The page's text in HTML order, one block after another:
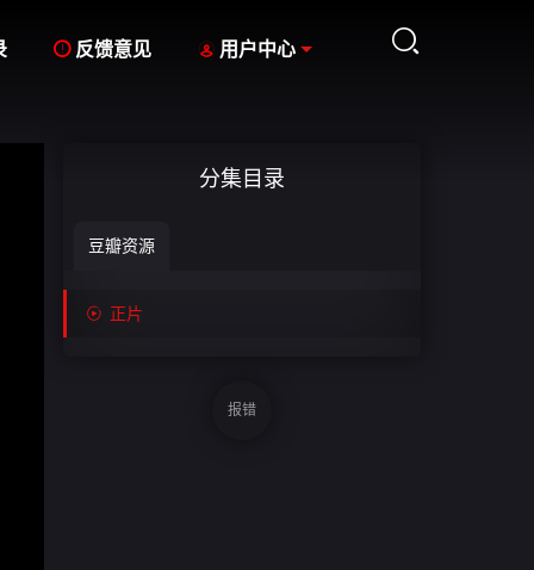

 反馈意见  用户中心
分集目录
豆瓣资源
 正片
报错